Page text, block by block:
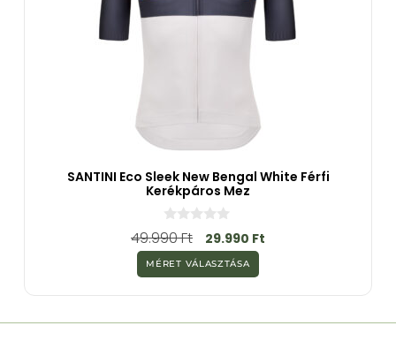
SANTINI Eco Sleek New Bengal White Férfi
Kerékpáros Mez
0
a
5
-
b
49.990Ft 29.990 Ft
MÉRET VÁLASZTÁSA